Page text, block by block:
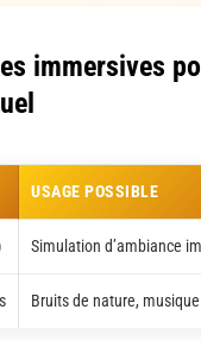
immersives
USAGE POSSIBLE
Simulation d’ambiance
Bruits de nature,